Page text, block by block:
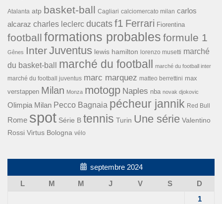
Atalanta atp basket-ball Cagliari calciomercato milan carlos
alcaraz charles leclerc ducats f1 Ferrari Fiorentina
football formations probables formule 1
Gênes InterJuventus lewis hamilton lorenzo musetti marché
du basket-ball
marché du football marché du football inter
marché du football juventus marc marquez matteo berrettini max
verstappen Milan Monza motogp Naples nba novak djokovic
Olimpia Milan Pecco Bagnaia pécheur jannik Red Bull
Rome spot Série B tennis Turin Une série Valentino
Rossi Virtus Bologna vélo
septembre 2024
L
M M J V S
D
1